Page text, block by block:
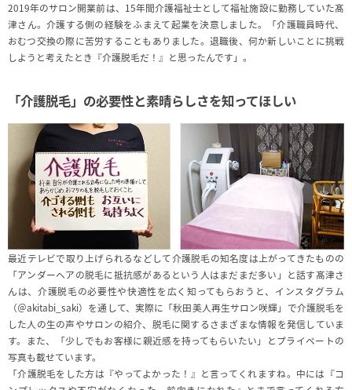
2019年のサロン開業前は、15年間介護福祉士として福祉施設に勤務していた髙
津さん。介護する側の経験をふまえて起業を決意しました。「介護職員時代、
おむつ交換の際に苦労することもありました。退職後、何か新しいことに挑戦
しようと考えたとき『介護脱毛だ！』と思ったんです」。
「介護脱毛」の必要性と素晴らしさを知ってほしい
最近テレビで取り上げられるなどして介護脱毛の知名度は上がってきたものの
「アンダーヘアの脱毛に抵抗感があるという人はまだまだ多い」と話す髙津さ
んは、介護脱毛の必要性や快適性を広く知ってもらおうと、インスタグラム
（＠akitabi_saki）を通して、実際に「秋田美人再生サロン咲輝」で介護脱毛を
した人の生の声やサロンの紹介、脱毛に関するさまざまな情報を発信していま
す。また、「少しでもお客様に親近感を持ってもらいたい」とプライベートの
写真も載せています。
「介護脱毛をした方は『やってよかった！』と言ってくれますね。中には『コ